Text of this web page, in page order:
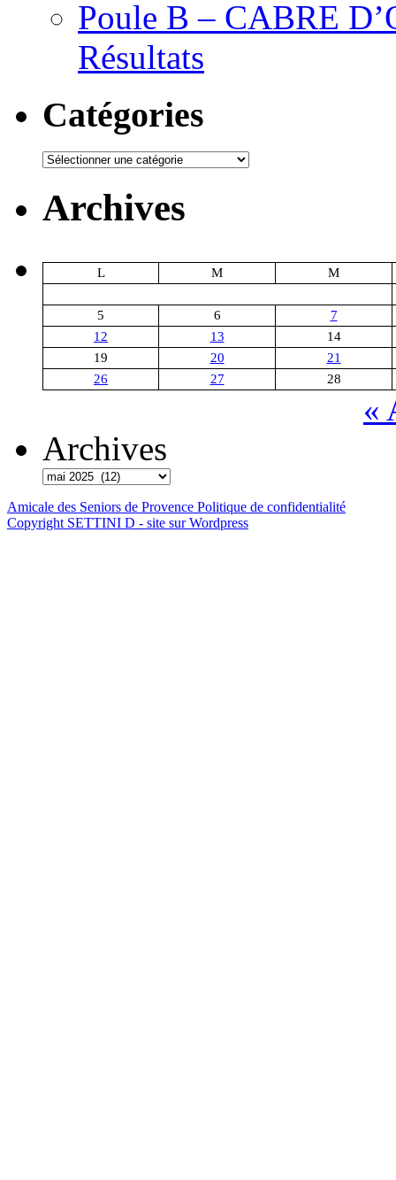
Poule B – CABRE
Résultats
Catégories
Catégories
Archives
L M M
5 6
7
12
13
14
19
20
21
26
27 28
«
Archives
Amicale des Seniors de Provence Politique de confidentialité
Copyright SETTINI D - site sur Wordpress